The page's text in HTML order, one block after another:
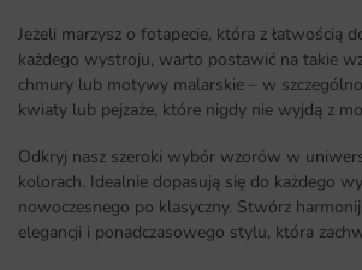
Jeżeli marzysz o fotapecie, która z łatwością
każdego wystroju, warto postawić na takie
chmury lub motywy malarskie – w
kwiaty lub pejzaże, które nigdy nie wyjdą z
Odkryj nasz szeroki wybór wzorów w
kolorach. Idealnie dopasują się do każdego
nowoczesnego po klasyczny. Stwórz
elegancji i ponadczasowego stylu, która